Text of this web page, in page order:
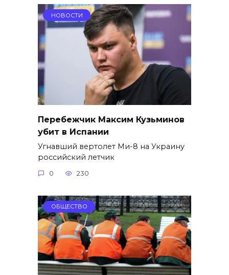
НОВОСТИ
Перебежчик Максим Кузьминов
убит в Испании
Угнавший вертолет Ми-8 на Украину
российский летчик
0 230
ОБЩЕСТВО